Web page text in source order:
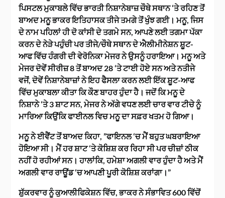
ਪਿਸਟਲ ਮੁਕਾਬਲੇ ਵਿੱਚ ਭਾਰਤੀ ਨਿਸ਼ਾਨੇਬਾਜ਼ ਚੌਥੇ ਸਥਾਨ ‘ਤੇ ਰਹਿਣ ਤੋਂ
ਬਾਅਦ ਮਨੂ ਭਾਕਰ ਇਤਿਹਾਸਕ ਤੀਜੇ ਤਮਗੇ ਤੋਂ ਖੁੰਝ ਗਈ। ਮਨੂ, ਜਿਸ
ਦੇ ਨਾਮ ਪਹਿਲਾਂ ਹੀ ਦੋ ਕਾਂਸੀ ਦੇ ਤਗਮੇ ਸਨ, ਆਪਣੇ ਲਈ ਤਗਮਾ ਪੱਕਾ
ਕਰਨ ਦੇ ਨੇੜੇ ਪਹੁੰਚੀ ਪਰ ਤੀਜੇ/ਚੌਥੇ ਸਥਾਨ ਦੇ ਐਲੀਮੀਨੇਸ਼ਨ ਸ਼ੂਟ-
ਆਫ ਵਿੱਚ ਹੰਗਰੀ ਦੀ ਵੇਰੋਨਿਕਾ ਮੇਜਰ ਨੇ ਉਸਨੂੰ ਹਰਾਇਆ। ਮਨੂ ਅਤੇ
ਮੇਜਰ ਦੋਵੇਂ ਸੀਰੀਜ਼ 8 ਤੋਂ ਬਾਅਦ 28 ‘ਤੇ ਟਾਈ ਹੋਏ ਸਨ ਅਤੇ ਨਤੀਜੇ
ਵਜੋਂ, ਦੋਵੇਂ ਨਿਸ਼ਾਨੇਬਾਜ਼ਾਂ ਨੇ ਇਹ ਫੈਸਲਾ ਕਰਨ ਲਈ ਇੱਕ ਸ਼ੂਟ-ਆਫ
ਵਿੱਚ ਮੁਕਾਬਲਾ ਕੀਤਾ ਕਿ ਕੌਣ ਬਾਹਰ ਹੁੰਦਾ ਹੈ। ਜਦੋਂ ਕਿ ਮਨੂ ਦੇ
ਨਿਸ਼ਾਨੇ ‘ਤੇ 3 ਸ਼ਾਟ ਸਨ, ਮੇਜਰ ਨੇ ਅੱਗੇ ਵਧਣ ਲਈ ਚਾਰ ਵਾਰ ਟੀਚੇ ਨੂੰ
ਮਾਰਿਆ ਕਿਉਂਕਿ ਫਾਈਨਲ ਵਿਚ ਮਨੂ ਦਾ ਸਫ਼ਰ ਖਤਮ ਹੋ ਗਿਆ।
ਮਨੂ ਨੇ ਈਵੈਂਟ ਤੋਂ ਬਾਅਦ ਕਿਹਾ, ”ਫਾਇਨਲ ‘ਚ ਮੈਂ ਬਹੁਤ ਘਬਰਾਇਆ
ਹੋਇਆ ਸੀ। ਮੈਂ ਹਰ ਸ਼ਾਟ ‘ਤੇ ਕੋਸ਼ਿਸ਼ ਕਰ ਰਿਹਾ ਸੀ ਪਰ ਚੀਜ਼ਾਂ ਠੀਕ
ਨਹੀਂ ਹੋ ਰਹੀਆਂ ਸਨ। ਹਾਲਾਂਕਿ, ਹਮੇਸ਼ਾ ਅਗਲੀ ਵਾਰ ਹੁੰਦਾ ਹੈ ਅਤੇ ਮੈਂ
ਅਗਲੀ ਵਾਰ ਰਾਊਂਡ ‘ਚ ਆਪਣੀ ਪੂਰੀ ਕੋਸ਼ਿਸ਼ ਕਰਾਂਗਾ।”
ਸ਼ੁੱਕਰਵਾਰ ਨੂੰ ਕੁਆਲੀਫਿਕੇਸ਼ਨ ਵਿੱਚ, ਭਾਕਰ ਨੇ ਸੰਭਾਵਿਤ 600 ਵਿੱਚੋਂ